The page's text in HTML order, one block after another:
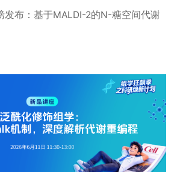
发布：基于MALDI-2的N-糖空间代谢